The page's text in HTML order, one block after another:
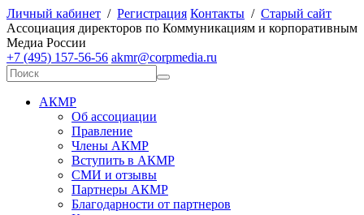
Личный кабинет / Регистрация Контакты / Старый сайт
Ассоциация директоров по Коммуникациям и корпоративным
Медиа России
+7 (495) 157-56-56 akmr@corpmedia.ru
АКМР
Об ассоциации
Правление
Члены АКМР
Вступить в АКМР
СМИ и отзывы
Партнеры АКМР
Благодарности от партнеров